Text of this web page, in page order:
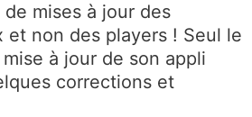
de mises à jour des
et non des players ! Seul le
à jour de son appli
corrections et